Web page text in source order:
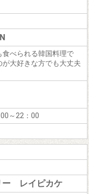
べられる韓国料理で
大好きな方でも大丈夫
～22：00
ー レイピカケ